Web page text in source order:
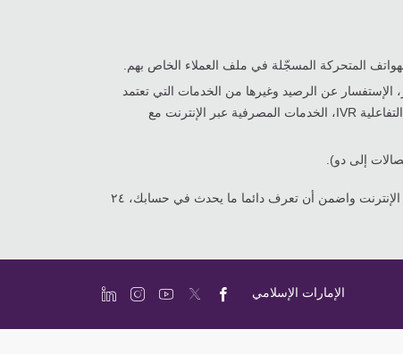
المتحركة المسجّلة في ملف العملاء الخاص بهم.
الإستفسار عن الرصيد وغيرها من الخدمات التي تعتمد
على رقم الهاتف المتحرك خلال جميع قنوات الدفع التي يوفّرها الإمارات الإسلامي (الصراف الآلي، جهاز الإيداع النقدي، خدمة الهاتف التفاعلية IVR، الخدمات المصرفية عبر الإنترنت مع
للاشتراك في الخدمات المصرفية عبر الإنترنت واضمن أن تعرف دائما ما يحدث في حسابك، ٢٤
الإمارات الإسلامي